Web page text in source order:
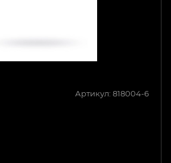
Артикул: 818004-6